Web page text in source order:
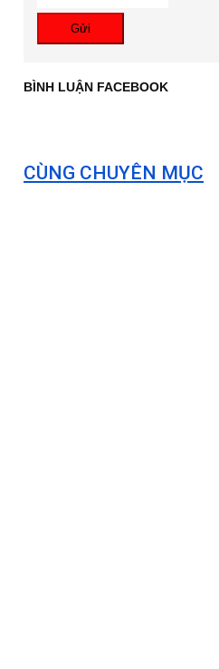
Gửi
BÌNH LUẬN FACEBOOK
CÙNG CHUYÊN MỤC